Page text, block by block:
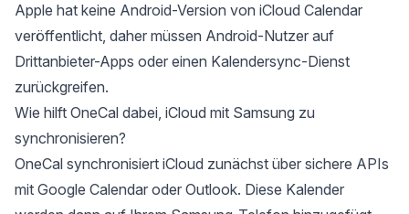
Apple hat keine Android-Version von iCloud Calendar
veröffentlicht, daher müssen Android-Nutzer auf
Drittanbieter-Apps oder einen Kalendersync-Dienst
zurückgreifen.
Wie hilft OneCal dabei, iCloud mit Samsung zu
synchronisieren?
OneCal synchronisiert iCloud zunächst über sichere APIs
mit Google Calendar oder Outlook. Diese Kalender